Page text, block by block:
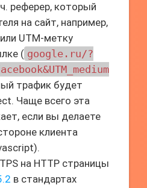
реферер, который
на сайт, например,
UTM-метку
( google.ru/?
трафик будет
Чаще всего эта
если вы делаете
клиента
на HTTP страницы
в стандартах